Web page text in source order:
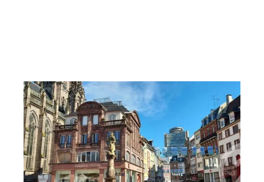
MULHOUSE 68
80 m2, 3 pièces
Ref : 2299
Appartement F3 à louer
810 €
par mois charges comprises